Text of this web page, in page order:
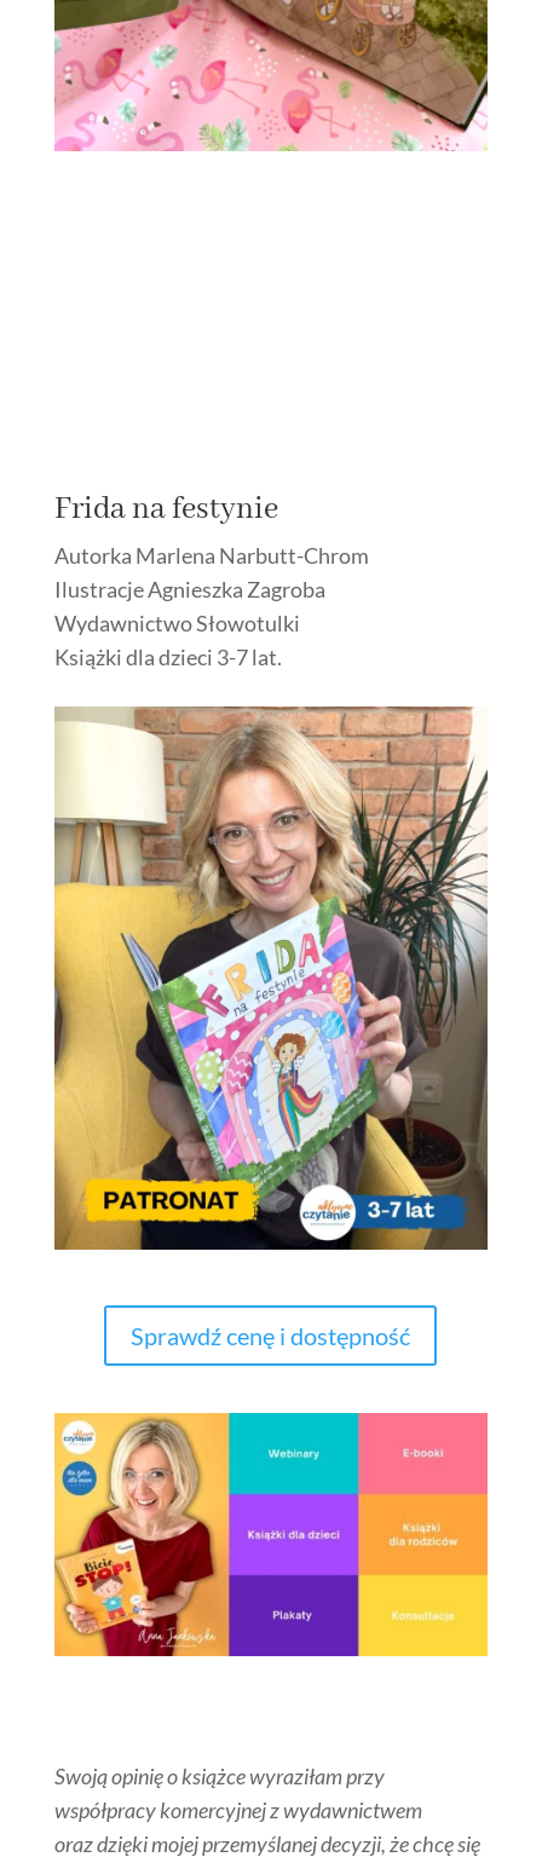
Frida na festynie
Autorka Marlena Narbutt-Chrom
Ilustracje Agnieszka Zagroba
Wydawnictwo Słowotulki
Książki dla dzieci 3-7 lat.
Sprawdź cenę i dostępność
Swoją opinię o książce wyraziłam przy
współpracy komercyjnej z wydawnictwem
oraz dzięki mojej przemyślanej decyzji, że chcę się